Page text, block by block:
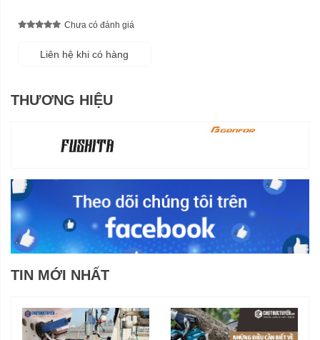
Chưa có đánh giá
Liên hệ khi có hàng
THƯƠNG HIỆU
TIN MỚI NHẤT